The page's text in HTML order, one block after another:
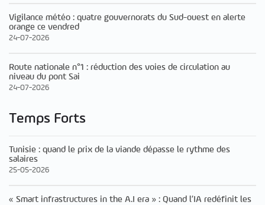
Vigilance météo : quatre gouvernorats du Sud-ouest en alerte
orange ce vendred
24-07-2026
Route nationale n°1 : réduction des voies de circulation au
niveau du pont Sai
24-07-2026
Temps Forts
Tunisie : quand le prix de la viande dépasse le rythme des
salaires
25-05-2026
« Smart infrastructures in the A.I era » : Quand l’IA redéfinit les